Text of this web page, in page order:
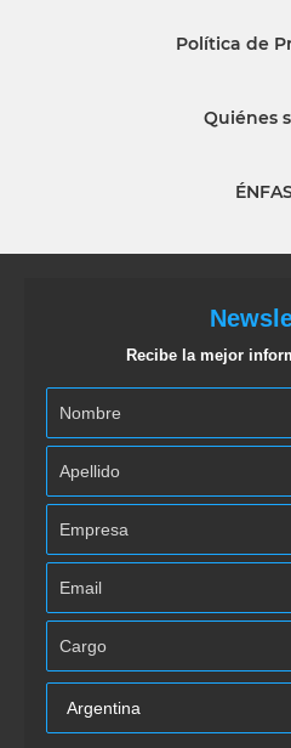
Política de
Quiénes
Recibe la mejor